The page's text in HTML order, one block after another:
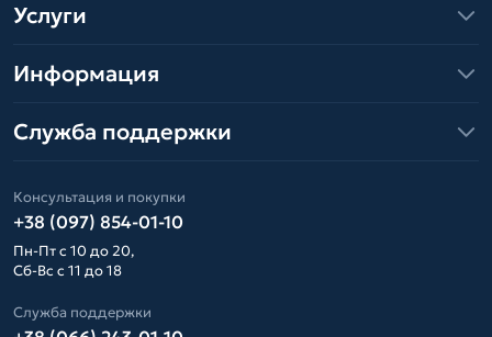
Услуги
Информация
Служба поддержки
Консультация и покупки
+38 (097) 854-01-10
Пн-Пт с 10 до 20,
Сб-Вс с 11 до 18
Служба поддержки